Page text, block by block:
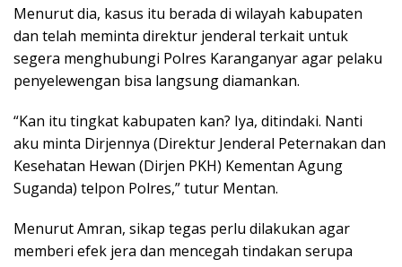
Menurut dia, kasus itu berada di wilayah kabupaten
dan telah meminta direktur jenderal terkait untuk
segera menghubungi Polres Karanganyar agar pelaku
penyelewengan bisa langsung diamankan.
“Kan itu tingkat kabupaten kan? Iya, ditindaki. Nanti
aku minta Dirjennya (Direktur Jenderal Peternakan dan
Kesehatan Hewan (Dirjen PKH) Kementan Agung
Suganda) telpon Polres,” tutur Mentan.
Menurut Amran, sikap tegas perlu dilakukan agar
memberi efek jera dan mencegah tindakan serupa